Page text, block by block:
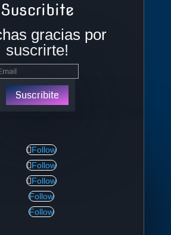
Suscribite
gracias por
suscrirte!
Suscribite
Follow
Follow
Follow
Follow
Follow